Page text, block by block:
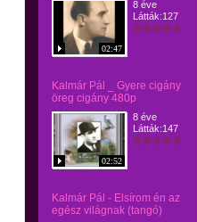
02:47
8 éve
Látták:127
Kalmár Pál _ Gyere cigány
öreg cigány 480p
02:52
8 éve
Látták:147
Kalmár Pál - Elsírom én az
egész világnak (tangó)